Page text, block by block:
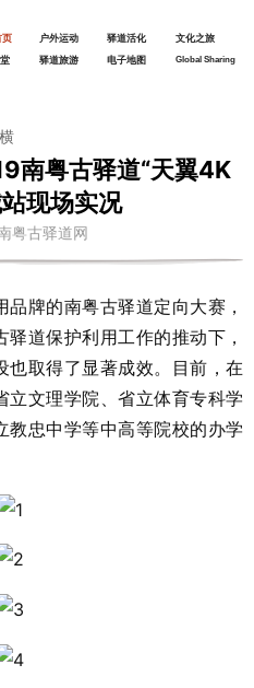
页 户外运动 驿道活化
文化之旅
驿道旅游 电子地图 Global Sharing
南粤古驿道“天翼4K
现场实况
粤古驿道网
牌的南粤古驿道定向大赛，
道保护利用工作的推动下，
也取得了显著成效。目前，在
立文理学院、省立体育专科学
教忠中学等中高等院校的办学